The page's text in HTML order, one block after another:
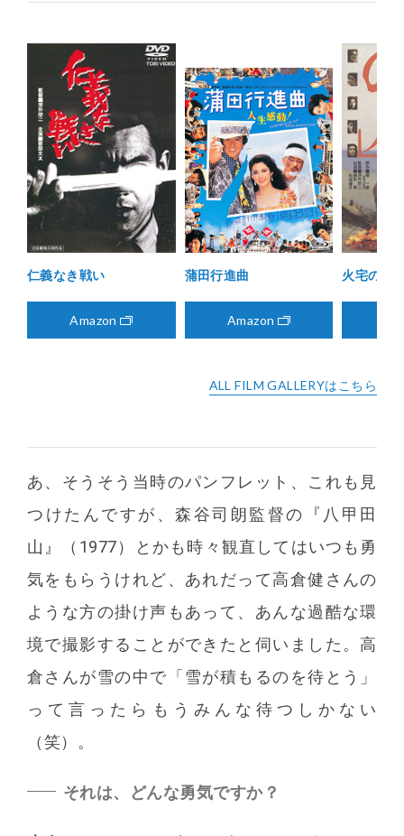
仁義なき戦い
Amazon
蒲田行進曲
Amazon
火宅の人
ALL FILM GALLERYはこちら
あ、そうそう当時のパンフレット、これも見
つけたんですが、森谷司朗監督の『八甲田
山』（1977）とかも時々観直してはいつも勇
気をもらうけれど、あれだって高倉健さんの
ような方の掛け声もあって、あんな過酷な環
境で撮影することができたと伺いました。高
倉さんが雪の中で「雪が積もるのを待とう」
って言ったらもうみんな待つしかない
（笑）。
それは、どんな勇気ですか？